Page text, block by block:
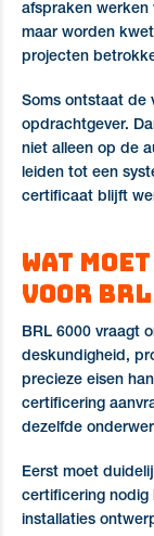
afspraken werken
maar worden
projecten
Soms ontstaat de
opdrachtgever.
niet alleen op de
leiden tot een
certificaat blijft
Wat
voor
BRL 6000 vraagt
deskundigheid,
precieze eisen
certificering
dezelfde
Eerst moet
certificering
installaties